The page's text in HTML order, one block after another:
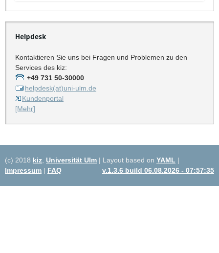
Helpdesk
Kontaktieren Sie uns bei Fragen und Problemen zu den
Services des kiz:
+49 731 50-30000
helpdesk(at)uni-ulm.de
Kundenportal
[Mehr]
(c) 2018 kiz Universität Ulm | Layout based on YAML |
Impressum | FAQ v.1.3.6 build 06.08.2026 - 07:57:35